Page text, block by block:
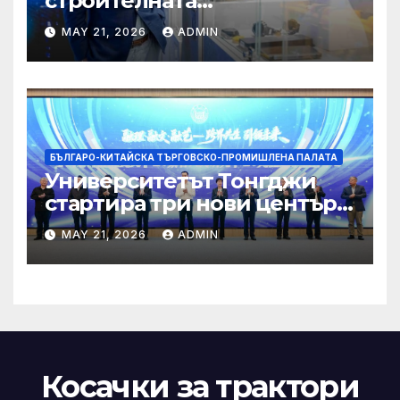
трансформация на Хонконг
чрез приемане на AI+
MAY 21, 2026 ADMIN
БЪЛГАРО-КИТАЙСКА ТЪРГОВСКО-ПРОМИШЛЕНА ПАЛАТА
Университетът Тонгджи
стартира три нови центъра
за обучение
MAY 21, 2026 ADMIN
Косачки за трактори